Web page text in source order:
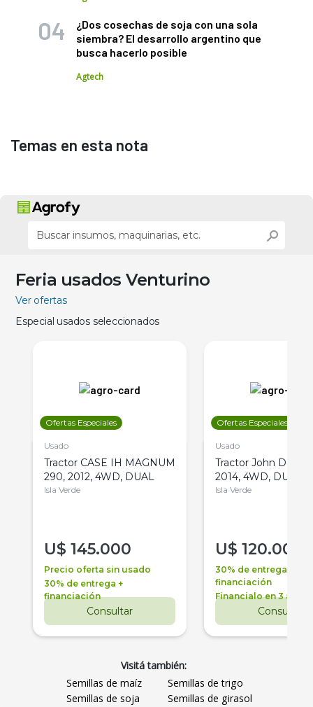
¿Dos cosechas de soja con una sola
siembra? El desarrollo argentino que
busca hacerlo posible
Agtech
Temas en esta nota
Feria usados Venturino
Ver ofertas
Especial usados seleccionados
Ofertas Especiales
Usado
Tractor CASE IH MAGNUM
290, 2012, 4WD, DUAL
Isla Verde
U$ 145.000
Precio oferta sin usado
30% de entrega +
financiación
Consultar
Ofertas Especiales
Usado
Tractor John Deere
2014, 4WD, DUAL
Isla Verde
U$ 120.000
30% de entrega +
financiación
Financialo en 3 años
Consultar
Visitá también:
Semillas de maíz
Semillas de trigo
Semillas de soja
Semillas de girasol